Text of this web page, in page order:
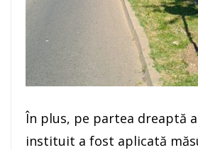
În plus, pe partea dreaptă
instituit a fost aplicată